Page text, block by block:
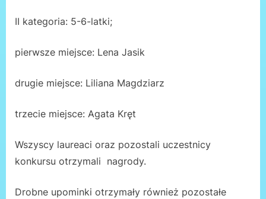
II kategoria: 5-6-latki;
pierwsze miejsce: Lena Jasik
drugie miejsce: Liliana Magdziarz
trzecie miejsce: Agata Kręt
Wszyscy laureaci oraz pozostali uczestnicy
konkursu otrzymali nagrody.
Drobne upominki otrzymały również pozostałe